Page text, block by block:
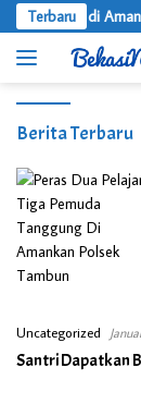
Langsung
ke
konten
Terbaru
Ganja di
Bekasi
Berita Terbaru
Uncategorized
Santri Dapatkan